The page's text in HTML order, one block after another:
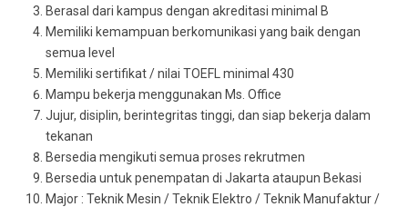
Berasal dari kampus dengan akreditasi minimal B
Memiliki kemampuan berkomunikasi yang baik dengan
semua level
Memiliki sertifikat / nilai TOEFL minimal 430
Mampu bekerja menggunakan Ms. Office
Jujur, disiplin, berintegritas tinggi, dan siap bekerja dalam
tekanan
Bersedia mengikuti semua proses rekrutmen
Bersedia untuk penempatan di Jakarta ataupun Bekasi
Major : Teknik Mesin / Teknik Elektro / Teknik Manufaktur /